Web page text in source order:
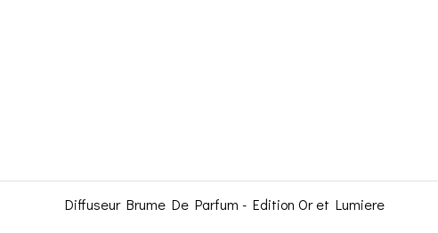
Diffuseur Brume De Parfum - Edition Or et Lumiere